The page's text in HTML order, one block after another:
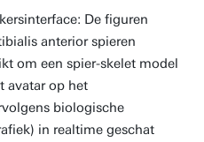
De figuren
anterior spieren
om een spier-skelet model
avatar op het
biologische
in realtime geschat